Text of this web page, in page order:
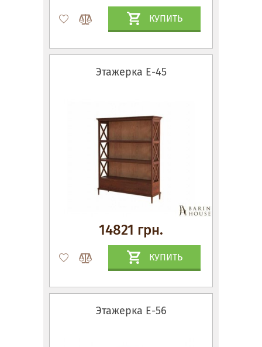
КУПИТЬ
Этажерка Е-45
14821 грн.
КУПИТЬ
Этажерка Е-56